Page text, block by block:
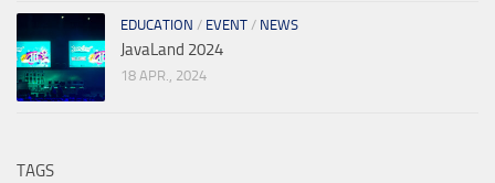
EDUCATION / EVENT / NEWS
JavaLand 2024
18 APR., 2024
TAGS